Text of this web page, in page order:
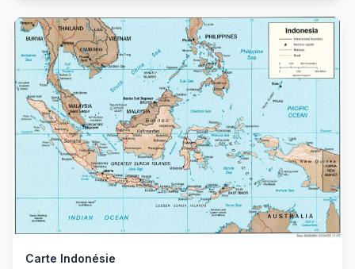
Carte Indonésie